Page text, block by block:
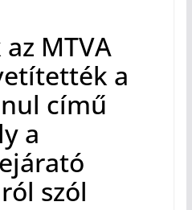
MTVA
a
című
a
szól